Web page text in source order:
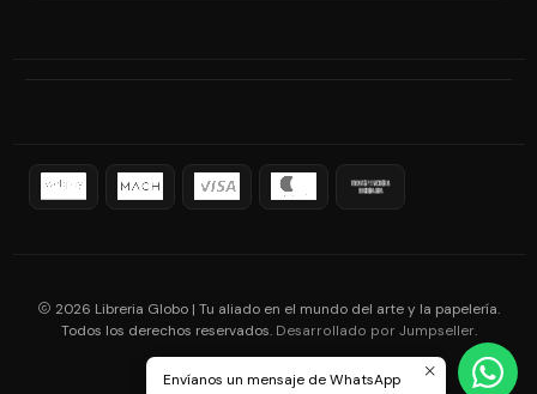
2026 Libreria Globo | Tu aliado en el mundo del arte y la papelería.
Todos los derechos reservados. Desarrollado por Jumpseller.
Envíanos un mensaje de WhatsApp